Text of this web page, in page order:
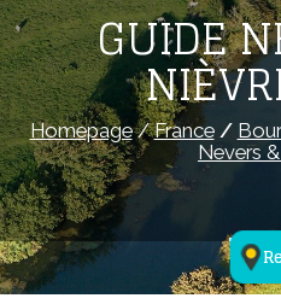
GUIDE
Homepage/France/
Nevers